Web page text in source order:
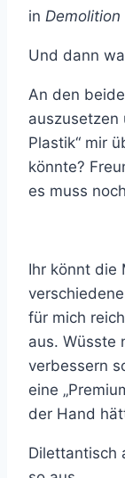
in Demolition
Und dann
An den
auszusetzen
Plastik“ mir
könnte?
es muss
Ihr könnt die
für mich
aus. Wüsste
verbessern
eine
der Hand
Dilettantisch